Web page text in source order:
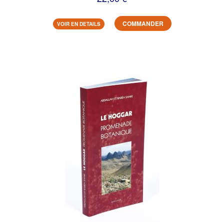
VOIR EN DETAILS COMMANDER